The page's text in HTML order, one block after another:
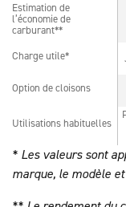
Estimation de
l’économie de
carburant**
Charge utile*
Option de cloisons
Utilisations habituelles
Estimation de
l’économie de
carburant**
Charge utile*
Option de cloisons
Utilisations habituelles
* Les valeurs sont
marque, le modèle et